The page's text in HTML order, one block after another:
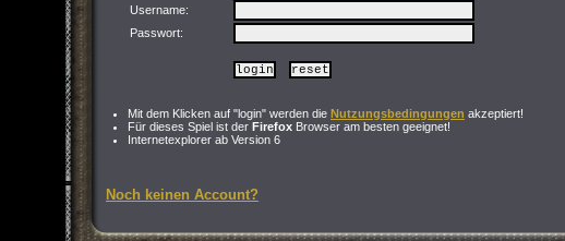
Username:
Passwort:
Mit dem Klicken auf "login" werden die Nutzungsbedingungen akzeptiert!
Für dieses Spiel ist der Firefox Browser am besten geeignet!
Internetexplorer ab Version 6
Noch keinen Account?